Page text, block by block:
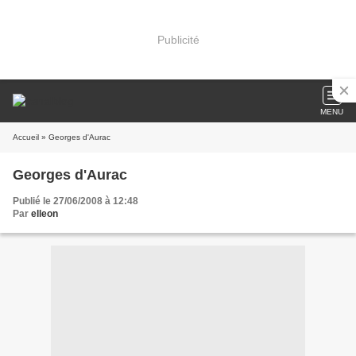
Publicité
MENU
Accueil » Georges d'Aurac
Georges d'Aurac
Publié le 27/06/2008 à 12:48
Par elleon